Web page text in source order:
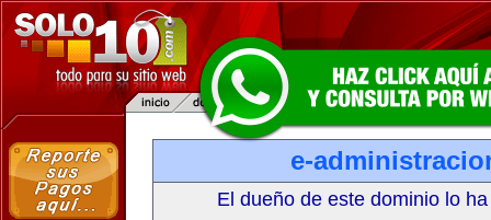
e-
El dueño de este dominio lo